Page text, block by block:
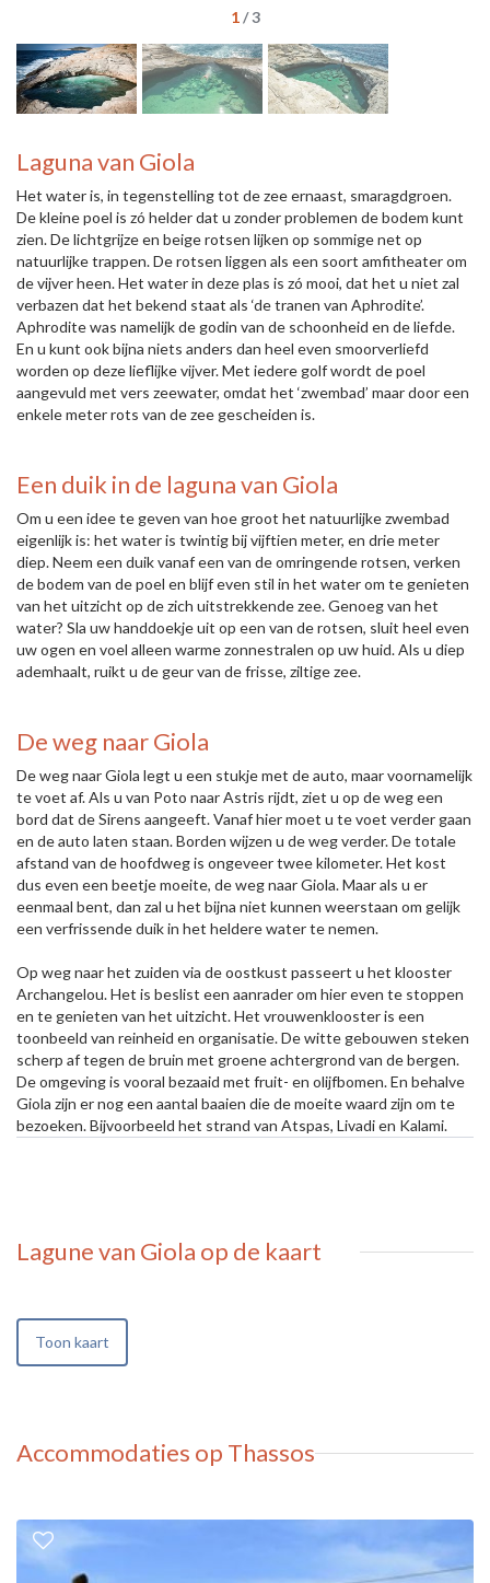
1/3
Laguna van Giola
Het water is, in tegenstelling tot de zee ernaast, smaragdgroen.
De kleine poel is zó helder dat u zonder problemen de bodem kunt
zien. De lichtgrijze en beige rotsen lijken op sommige net op
natuurlijke trappen. De rotsen liggen als een soort amfitheater om
de vijver heen. Het water in deze plas is zó mooi, dat het u niet zal
verbazen dat het bekend staat als ‘de tranen van Aphrodite’.
Aphrodite was namelijk de godin van de schoonheid en de liefde.
En u kunt ook bijna niets anders dan heel even smoorverliefd
worden op deze lieflijke vijver. Met iedere golf wordt de poel
aangevuld met vers zeewater, omdat het ‘zwembad’ maar door een
enkele meter rots van de zee gescheiden is.
Een duik in de laguna van Giola
Om u een idee te geven van hoe groot het natuurlijke zwembad
eigenlijk is: het water is twintig bij vijftien meter, en drie meter
diep. Neem een duik vanaf een van de omringende rotsen, verken
de bodem van de poel en blijf even stil in het water om te genieten
van het uitzicht op de zich uitstrekkende zee. Genoeg van het
water? Sla uw handdoekje uit op een van de rotsen, sluit heel even
uw ogen en voel alleen warme zonnestralen op uw huid. Als u diep
ademhaalt, ruikt u de geur van de frisse, ziltige zee.
De weg naar Giola
De weg naar Giola legt u een stukje met de auto, maar voornamelijk
te voet af. Als u van Poto naar Astris rijdt, ziet u op de weg een
bord dat de Sirens aangeeft. Vanaf hier moet u te voet verder gaan
en de auto laten staan. Borden wijzen u de weg verder. De totale
afstand van de hoofdweg is ongeveer twee kilometer. Het kost
dus even een beetje moeite, de weg naar Giola. Maar als u er
eenmaal bent, dan zal u het bijna niet kunnen weerstaan om gelijk
een verfrissende duik in het heldere water te nemen.
Op weg naar het zuiden via de oostkust passeert u het klooster
Archangelou. Het is beslist een aanrader om hier even te stoppen
en te genieten van het uitzicht. Het vrouwenklooster is een
toonbeeld van reinheid en organisatie. De witte gebouwen steken
scherp af tegen de bruin met groene achtergrond van de bergen.
De omgeving is vooral bezaaid met fruit- en olijfbomen. En behalve
Giola zijn er nog een aantal baaien die de moeite waard zijn om te
bezoeken. Bijvoorbeeld het strand van Atspas, Livadi en Kalami.
Lagune van Giola op de kaart
Toon kaart
Accommodaties op Thassos